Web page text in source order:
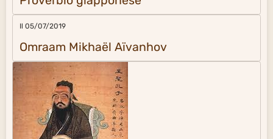
Il 05/07/2019
Omraam Mikhaël Aïvanhov